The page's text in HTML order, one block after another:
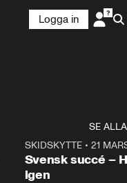
Logga in
SE ALLA
SKIDSKYTTE• 21
Svensk succé –
igen